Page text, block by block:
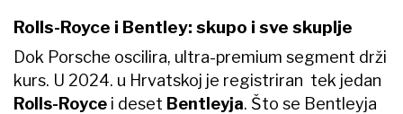
Rolls-Royce i Bentley: skupo i sve skuplje
Dok Porsche oscilira, ultra-premium segment drži
kurs. U 2024. u Hrvatskoj je registriran tek jedan
Rolls-Royce i deset Bentleyja. Što se Bentleyja